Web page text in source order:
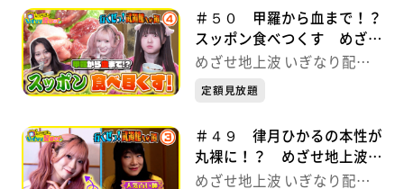
＃５０ 甲羅から血まで！？
スッポン食べつくす めざせ
地上波 いぎなり配信中！
めざせ地上波 いぎなり配信
中！
定額見放題
＃４９ 律月ひかるの本性が
丸裸に！？ めざせ地上波
いぎなり配信中！
めざせ地上波 いぎなり配信